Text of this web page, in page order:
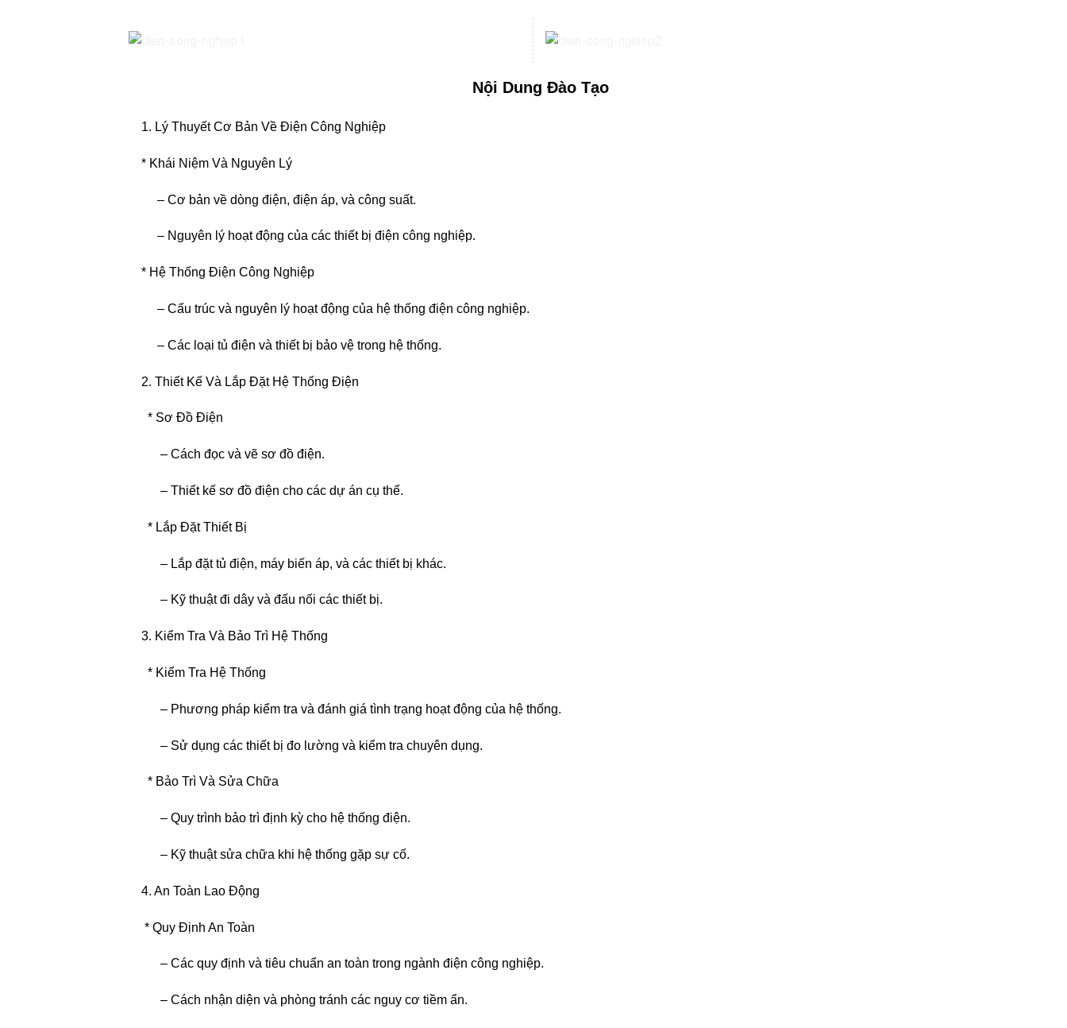
Nội Dung Đào Tạo
1. Lý Thuyết Cơ Bản Về Điện Công Nghiệp
* Khái Niệm Và Nguyên Lý
– Cơ bản về dòng điện, điện áp, và công suất.
– Nguyên lý hoạt động của các thiết bị điện công nghiệp.
* Hệ Thống Điện Công Nghiệp
– Cấu trúc và nguyên lý hoạt động của hệ thống điện công nghiệp.
– Các loại tủ điện và thiết bị bảo vệ trong hệ thống.
2. Thiết Kế Và Lắp Đặt Hệ Thống Điện
* Sơ Đồ Điện
– Cách đọc và vẽ sơ đồ điện.
– Thiết kế sơ đồ điện cho các dự án cụ thể.
* Lắp Đặt Thiết Bị
– Lắp đặt tủ điện, máy biến áp, và các thiết bị khác.
– Kỹ thuật đi dây và đấu nối các thiết bị.
3. Kiểm Tra Và Bảo Trì Hệ Thống
* Kiểm Tra Hệ Thống
– Phương pháp kiểm tra và đánh giá tình trạng hoạt động của hệ thống.
– Sử dụng các thiết bị đo lường và kiểm tra chuyên dụng.
* Bảo Trì Và Sửa Chữa
– Quy trình bảo trì định kỳ cho hệ thống điện.
– Kỹ thuật sửa chữa khi hệ thống gặp sự cố.
4. An Toàn Lao Động
* Quy Định An Toàn
– Các quy định và tiêu chuẩn an toàn trong ngành điện công nghiệp.
– Cách nhận diện và phòng tránh các nguy cơ tiềm ẩn.